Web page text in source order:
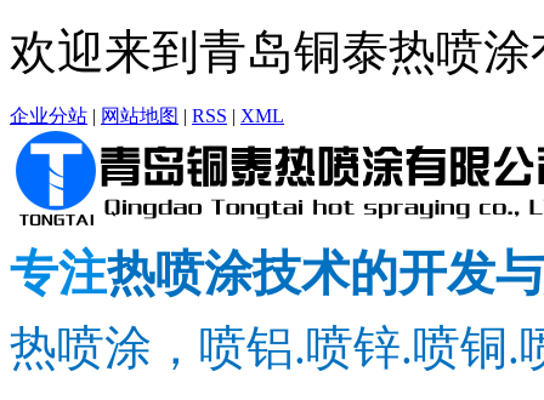
欢迎来到青岛铜泰热喷
企业分站 | 网站地图 | RSS | XML
专注热喷涂技术的开发
热喷涂，喷铝.喷锌.喷铜.